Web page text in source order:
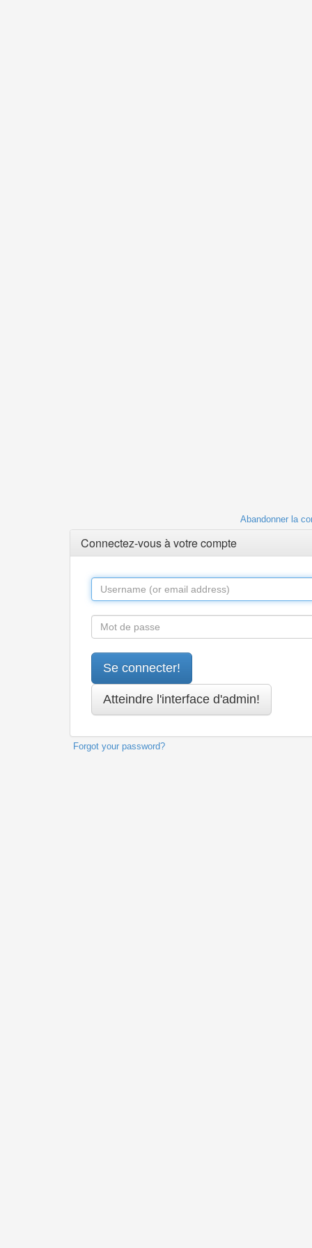
Abandonner la
Connectez-vous à votre compte
Forgot your password?